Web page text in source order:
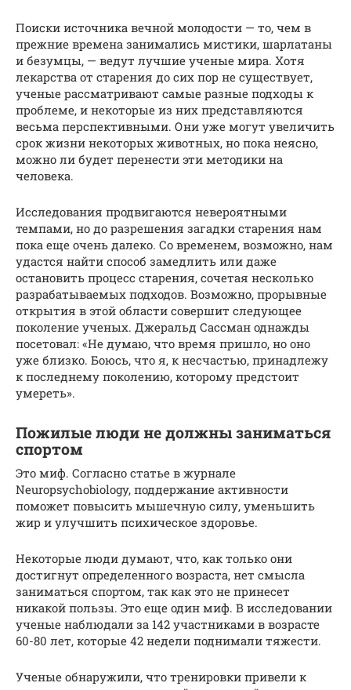
Поиски источника вечной молодости — то, чем в
прежние времена занимались мистики, шарлатаны
и безумцы, — ведут лучшие ученые мира. Хотя
лекарства от старения до сих пор не существует,
ученые рассматривают самые разные подходы к
проблеме, и некоторые из них представляются
весьма перспективными. Они уже могут увеличить
срок жизни некоторых животных, но пока неясно,
можно ли будет перенести эти методики на
человека.
Исследования продвигаются невероятными
темпами, но до разрешения загадки старения нам
пока еще очень далеко. Со временем, возможно, нам
удастся найти способ замедлить или даже
остановить процесс старения, сочетая несколько
разрабатываемых подходов. Возможно, прорывные
открытия в этой области совершит следующее
поколение ученых. Джеральд Сассман однажды
посетовал: «Не думаю, что время пришло, но оно
уже близко. Боюсь, что я, к несчастью, принадлежу
к последнему поколению, которому предстоит
умереть».
Пожилые люди не должны заниматься
спортом
Это миф. Согласно статье в журнале
Neuropsychobiology, поддержание активности
поможет повысить мышечную силу, уменьшить
жир и улучшить психическое здоровье.
Некоторые люди думают, что, как только они
достигнут определенного возраста, нет смысла
заниматься спортом, так как это не принесет
никакой пользы. Это еще один миф. В исследовании
ученые наблюдали за 142 участниками в возрасте
60-80 лет, которые 42 недели поднимали тяжести.
Ученые обнаружили, что тренировки привели к